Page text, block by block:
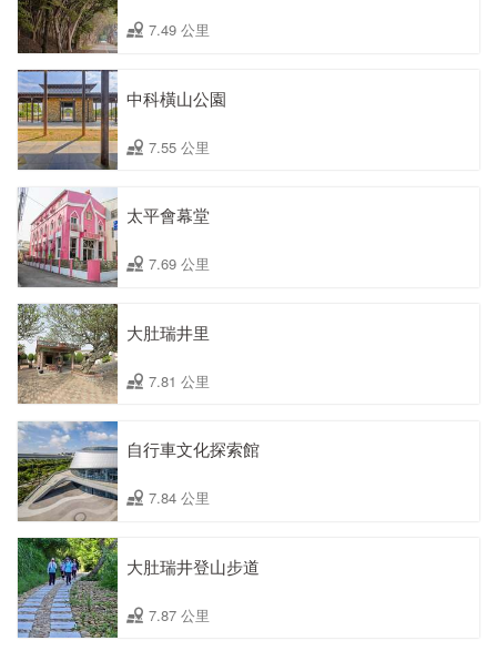
7.49 公里
中科橫山公園
7.55 公里
太平會幕堂
7.69 公里
大肚瑞井里
7.81 公里
自行車文化探索館
7.84 公里
大肚瑞井登山步道
7.87 公里